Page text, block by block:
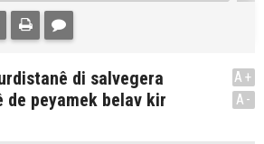
di salvegera
de peyamek belav kir
A+
A-